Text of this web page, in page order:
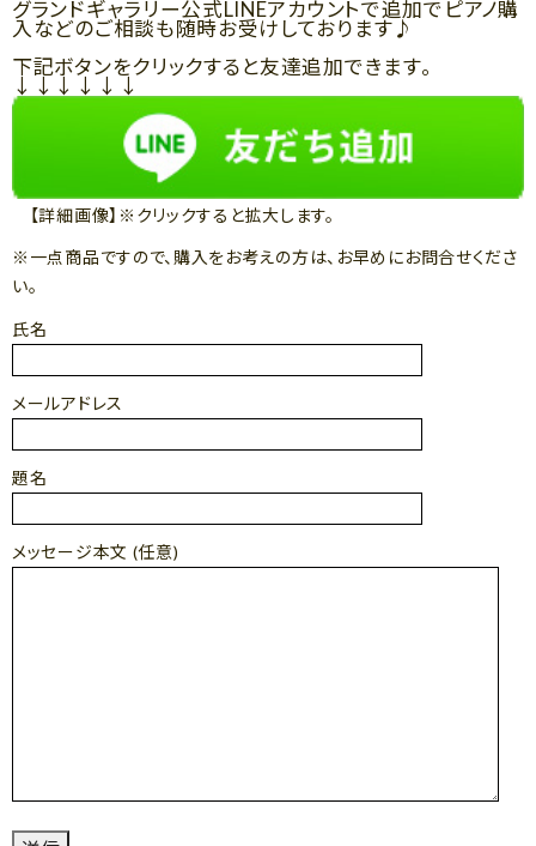
グランドギャラリー公式LINEアカウントで追加でピアノ購
入などのご相談も随時お受けしております♪
下記ボタンをクリックすると友達追加できます。
↓↓↓↓↓↓
【詳細画像】※クリックすると拡大します。
※一点商品ですので、購入をお考えの方は、お早めにお問合せくださ
い。
氏名
メールアドレス
題名
メッセージ本文 (任意)